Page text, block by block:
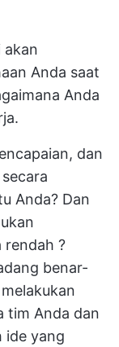
akan
Anda saat
Anda
dan
Anda? Dan
rendah ?
benar-
tim Anda dan
ide yang